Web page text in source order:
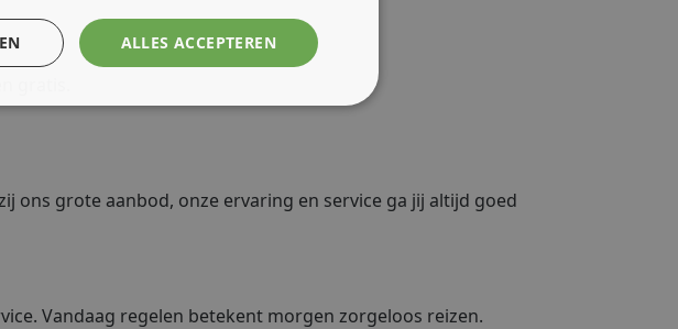
ons grote aanbod, onze ervaring en service ga jij altijd goed
Vandaag regelen betekent morgen zorgeloos reizen.
ALLES ACCEPTEREN